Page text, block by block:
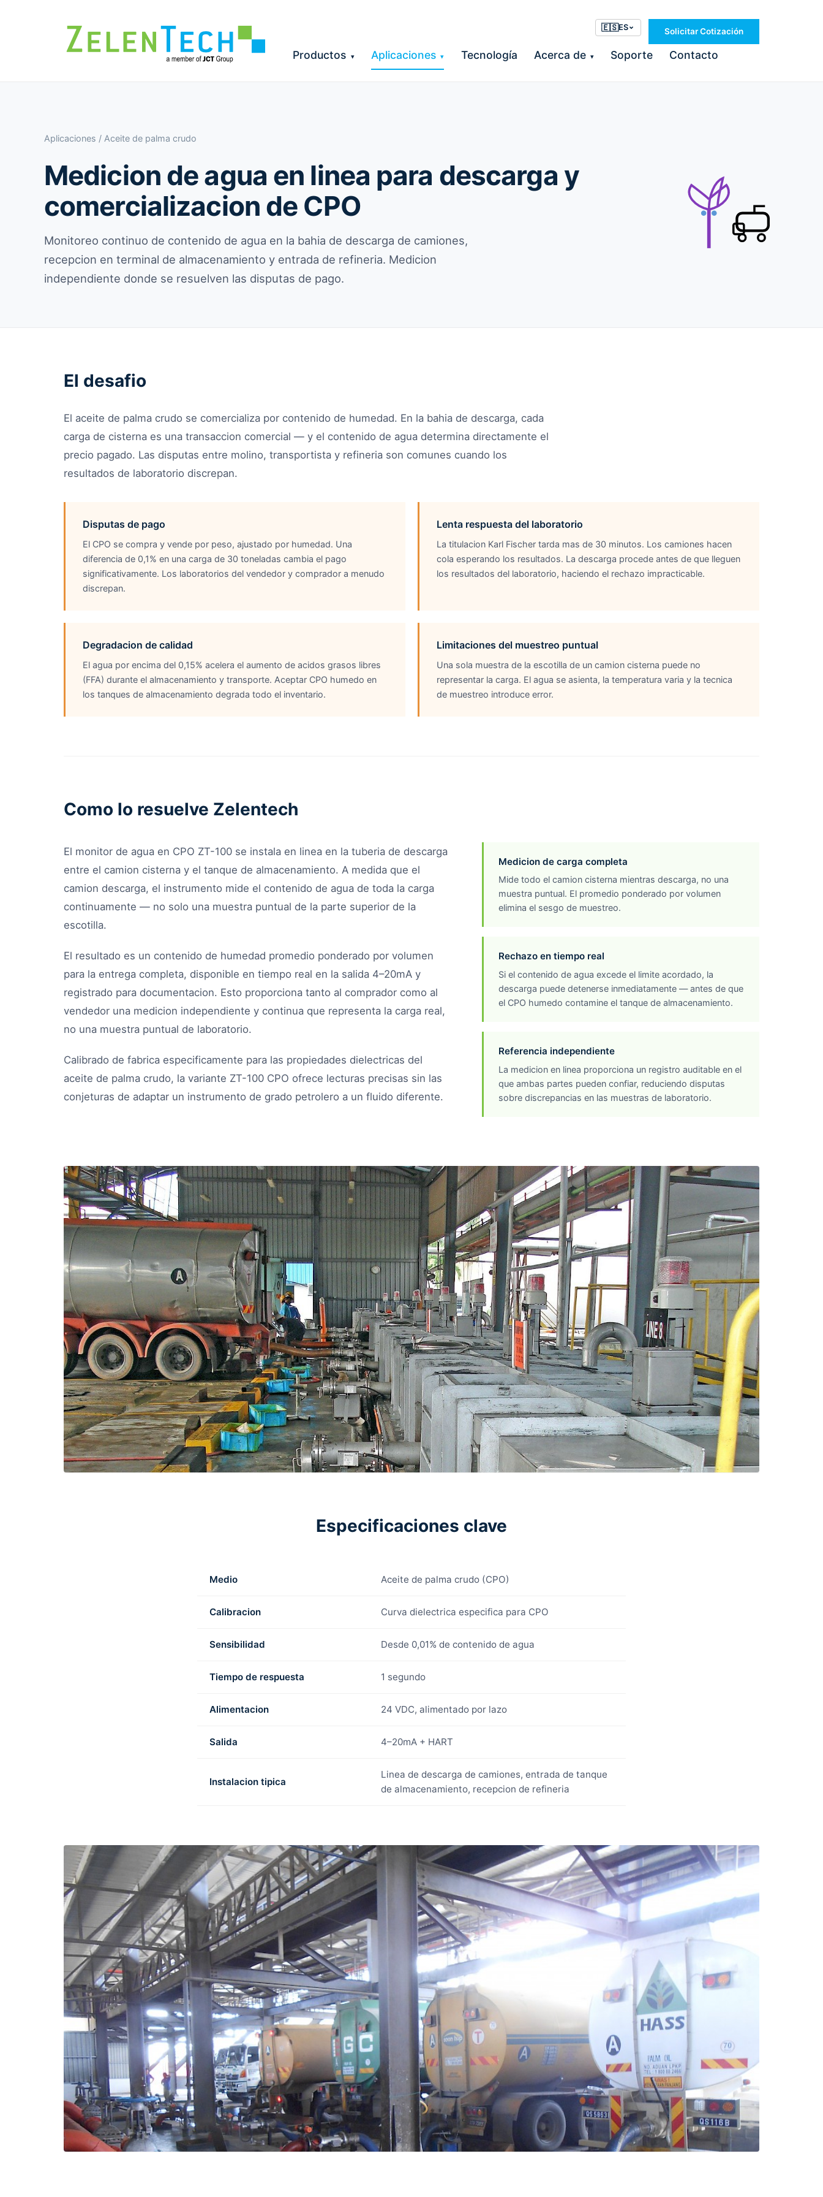
🇪🇸ES Solicitar Cotización
Productos ▾ Aplicaciones ▾ Tecnología Acerca de ▾ Soporte Contacto
Aplicaciones / Aceite de palma crudo
Medicion de agua en linea para descarga y
comercializacion de CPO
Monitoreo continuo de contenido de agua en la bahia de descarga de camiones,
recepcion en terminal de almacenamiento y entrada de refineria. Medicion
independiente donde se resuelven las disputas de pago.
El desafio
El aceite de palma crudo se comercializa por contenido de humedad. En la bahia de descarga, cada
carga de cisterna es una transaccion comercial — y el contenido de agua determina directamente el
precio pagado. Las disputas entre molino, transportista y refineria son comunes cuando los
resultados de laboratorio discrepan.
Disputas de pago
El CPO se compra y vende por peso, ajustado por humedad. Una
diferencia de 0,1% en una carga de 30 toneladas cambia el pago
significativamente. Los laboratorios del vendedor y comprador a menudo
discrepan.
Lenta respuesta del laboratorio
La titulacion Karl Fischer tarda mas de 30 minutos. Los camiones hacen
cola esperando los resultados. La descarga procede antes de que lleguen
los resultados del laboratorio, haciendo el rechazo impracticable.
Degradacion de calidad
El agua por encima del 0,15% acelera el aumento de acidos grasos libres
(FFA) durante el almacenamiento y transporte. Aceptar CPO humedo en
los tanques de almacenamiento degrada todo el inventario.
Limitaciones del muestreo puntual
Una sola muestra de la escotilla de un camion cisterna puede no
representar la carga. El agua se asienta, la temperatura varia y la tecnica
de muestreo introduce error.
Como lo resuelve Zelentech
El monitor de agua en CPO ZT-100 se instala en linea en la tuberia de descarga
entre el camion cisterna y el tanque de almacenamiento. A medida que el
camion descarga, el instrumento mide el contenido de agua de toda la carga
continuamente — no solo una muestra puntual de la parte superior de la
escotilla.
El resultado es un contenido de humedad promedio ponderado por volumen
para la entrega completa, disponible en tiempo real en la salida 4–20mA y
registrado para documentacion. Esto proporciona tanto al comprador como al
vendedor una medicion independiente y continua que representa la carga real,
no una muestra puntual de laboratorio.
Calibrado de fabrica especificamente para las propiedades dielectricas del
aceite de palma crudo, la variante ZT-100 CPO ofrece lecturas precisas sin las
conjeturas de adaptar un instrumento de grado petrolero a un fluido diferente.
Medicion de carga completa
Mide todo el camion cisterna mientras descarga, no una
muestra puntual. El promedio ponderado por volumen
elimina el sesgo de muestreo.
Rechazo en tiempo real
Si el contenido de agua excede el limite acordado, la
descarga puede detenerse inmediatamente — antes de que
el CPO humedo contamine el tanque de almacenamiento.
Referencia independiente
La medicion en linea proporciona un registro auditable en el
que ambas partes pueden confiar, reduciendo disputas
sobre discrepancias en las muestras de laboratorio.
Especificaciones clave
Medio Aceite de palma crudo (CPO)
Calibracion Curva dielectrica especifica para CPO
Sensibilidad Desde 0,01% de contenido de agua
Tiempo de respuesta 1 segundo
Alimentacion 24 VDC, alimentado por lazo
Salida 4–20mA + HART
Instalacion tipica
Linea de descarga de camiones, entrada de tanque
de almacenamiento, recepcion de refineria